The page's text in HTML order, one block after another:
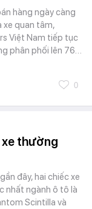
hàng ngày càng
xe quan tâm,
Việt Nam tiếp tục
phân phối lên 76…
0
thường
đây, hai chiếc xe
nhất ngành ô tô là
Scintilla và